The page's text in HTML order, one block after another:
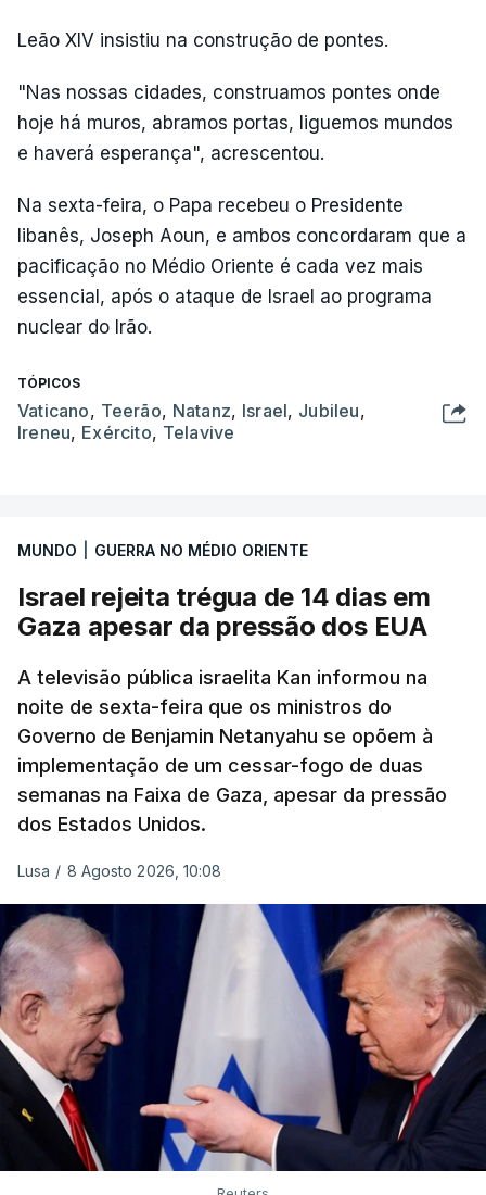
Leão XIV insistiu na construção de pontes.
"Nas nossas cidades, construamos pontes onde
hoje há muros, abramos portas, liguemos mundos
e haverá esperança", acrescentou.
Na sexta-feira, o Papa recebeu o Presidente
libanês, Joseph Aoun, e ambos concordaram que a
pacificação no Médio Oriente é cada vez mais
essencial, após o ataque de Israel ao programa
nuclear do Irão.
TÓPICOS
Vaticano, Teerão, Natanz, Israel, Jubileu,
Ireneu, Exército, Telavive
MUNDO GUERRA NO MÉDIO ORIENTE
Israel rejeita trégua de 14 dias em
Gaza apesar da pressão dos EUA
A televisão pública israelita Kan informou na
noite de sexta-feira que os ministros do
Governo de Benjamin Netanyahu se opõem à
implementação de um cessar-fogo de duas
semanas na Faixa de Gaza, apesar da pressão
dos Estados Unidos.
Lusa / 8 Agosto 2026, 10:08